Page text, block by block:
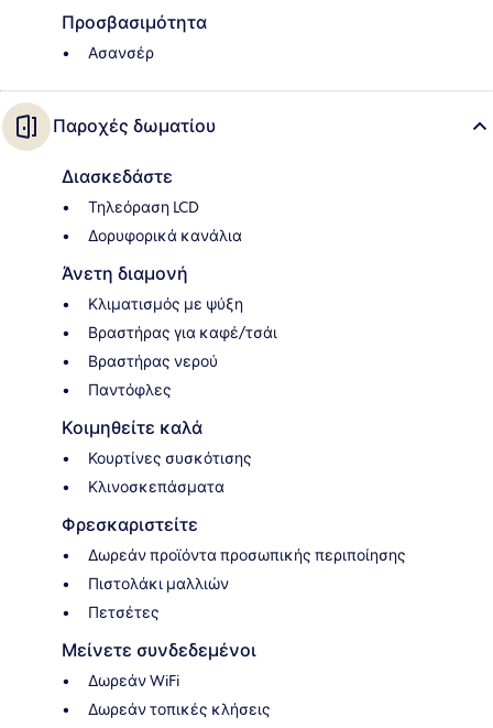
Προσβασιμότητα
Ασανσέρ
Παροχές δωματίου
Διασκεδάστε
Τηλεόραση LCD
Δορυφορικά κανάλια
Άνετη διαμονή
Κλιματισμός με ψύξη
Βραστήρας για καφέ/τσάι
Βραστήρας νερού
Παντόφλες
Κοιμηθείτε καλά
Κουρτίνες συσκότισης
Κλινοσκεπάσματα
Φρεσκαριστείτε
Δωρεάν προϊόντα προσωπικής περιποίησης
Πιστολάκι μαλλιών
Πετσέτες
Μείνετε συνδεδεμένοι
Δωρεάν WiFi
Δωρεάν τοπικές κλήσεις